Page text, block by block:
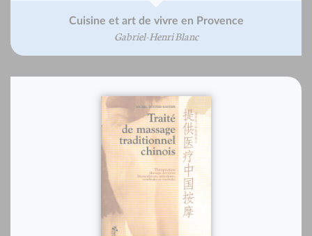
Cuisine et art de vivre en Provence
Gabriel-Henri Blanc